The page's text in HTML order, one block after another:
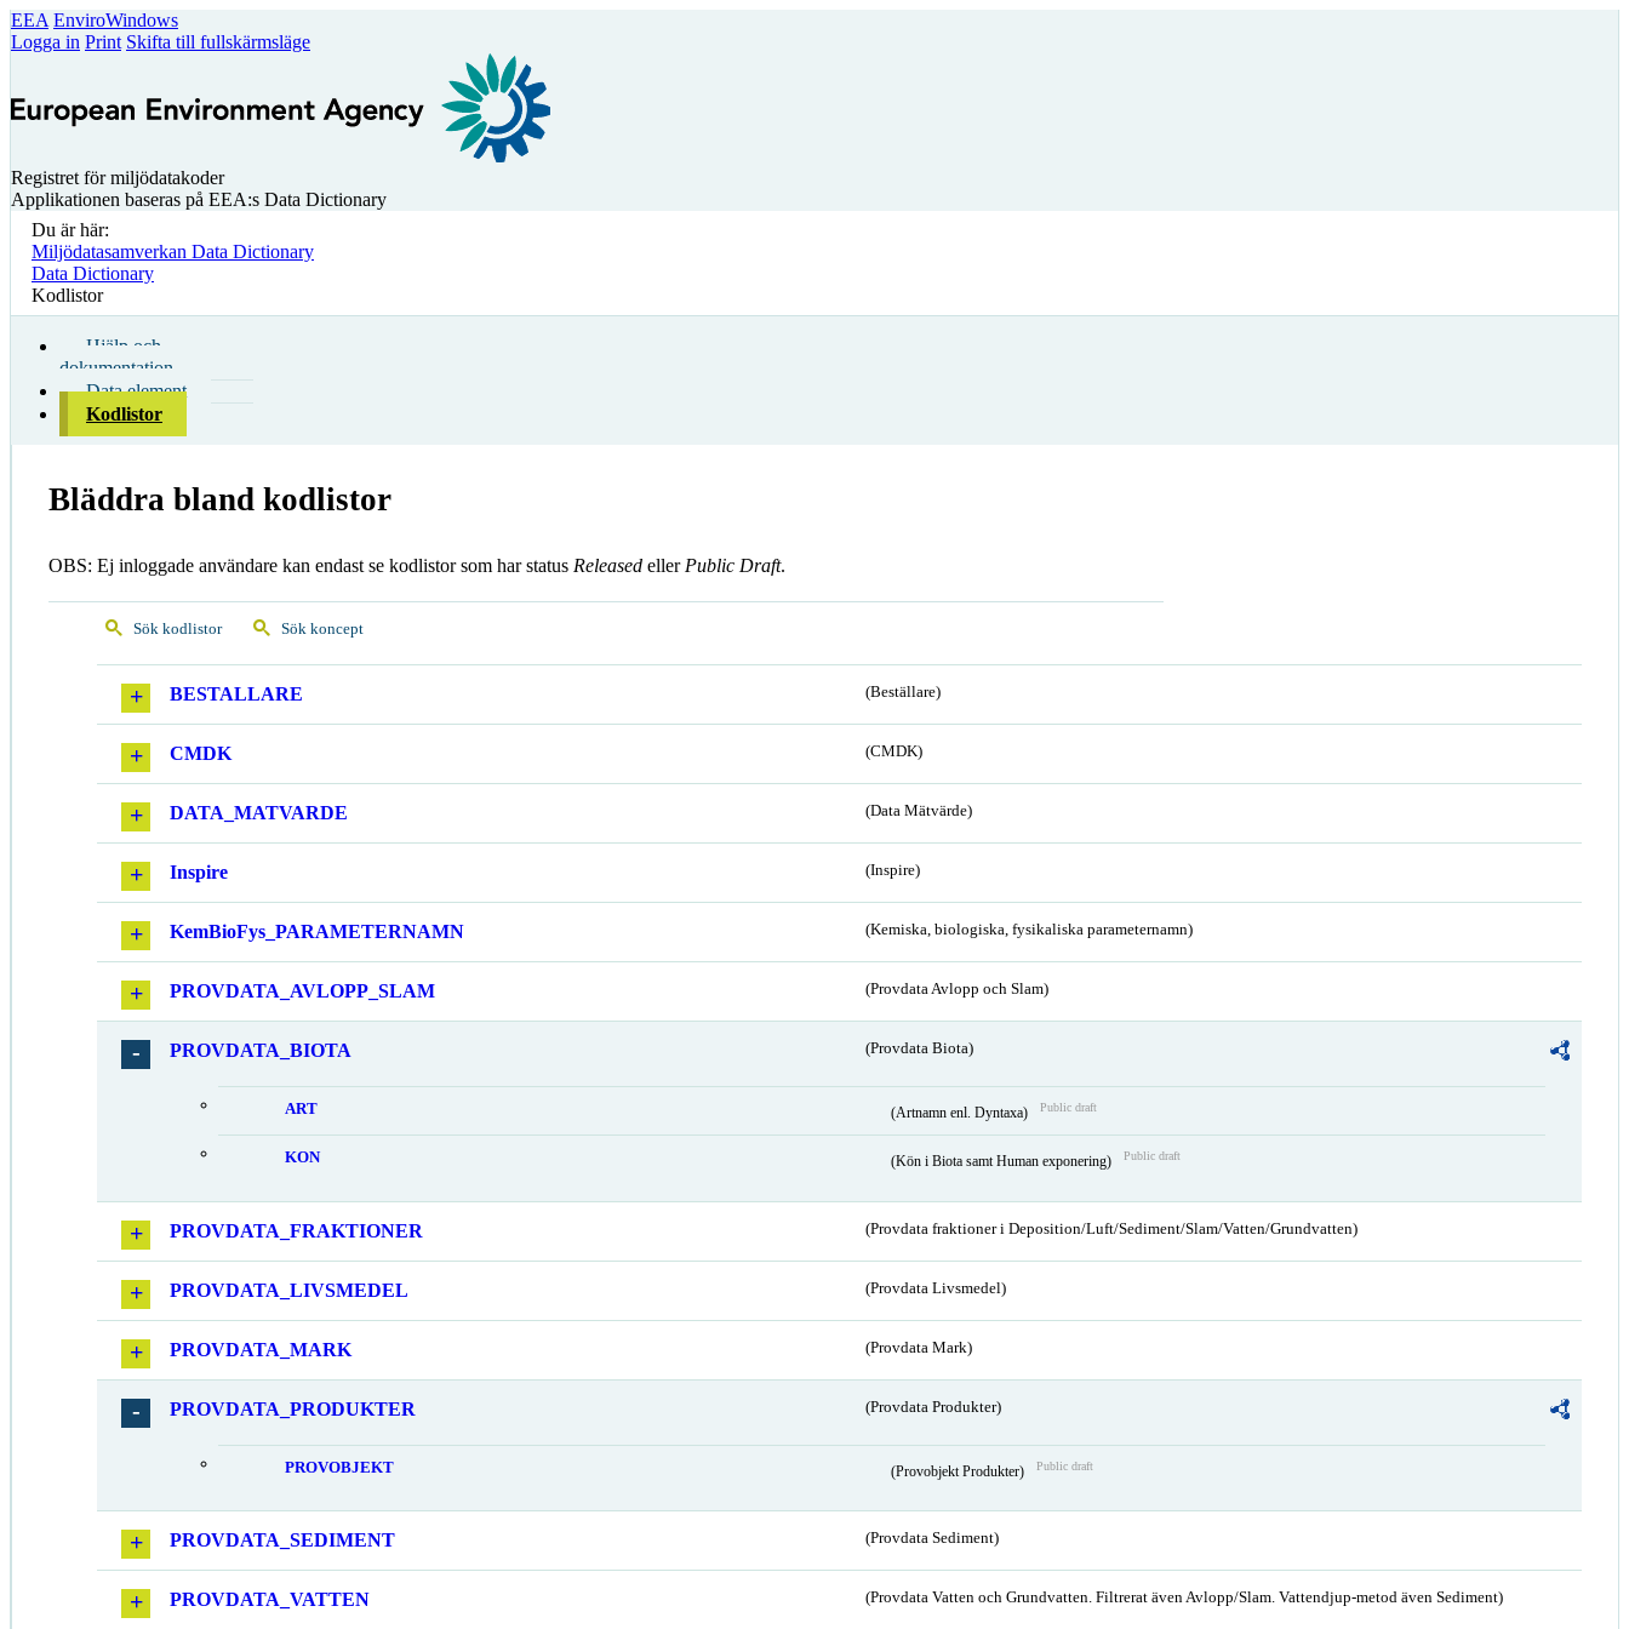
EEA EnviroWindows
Logga in Print Skifta till fullskärmsläge
Registret för miljödatakoder
Applikationen baseras på EEA:s Data Dictionary
Du är här:
Miljödatasamverkan Data Dictionary
Data Dictionary
Kodlistor
Hjälp och
dokumentation
Data element
Kodlistor
Bläddra bland kodlistor
OBS: Ej inloggade användare kan endast se kodlistor som har status Released eller Public Draft.
Sök kodlistor Sök koncept
BESTALLARE (Beställare)
CMDK (CMDK)
DATA_MATVARDE (Data Mätvärde)
Inspire (Inspire)
KemBioFys_PARAMETERNAMN (Kemiska, biologiska, fysikaliska parameternamn)
PROVDATA_AVLOPP_SLAM (Provdata Avlopp och Slam)
PROVDATA_BIOTA (Provdata Biota)
ART (Artnamn enl. Dyntaxa) Public draft
KON (Kön i Biota samt Human exponering) Public draft
PROVDATA_FRAKTIONER (Provdata fraktioner i Deposition/Luft/Sediment/Slam/Vatten/Grundvatten)
PROVDATA_LIVSMEDEL (Provdata Livsmedel)
PROVDATA_MARK (Provdata Mark)
PROVDATA_PRODUKTER (Provdata Produkter)
PROVOBJEKT (Provobjekt Produkter) Public draft
PROVDATA_SEDIMENT (Provdata Sediment)
PROVDATA_VATTEN (Provdata Vatten och Grundvatten. Filtrerat även Avlopp/Slam. Vattendjup-metod även Sediment)